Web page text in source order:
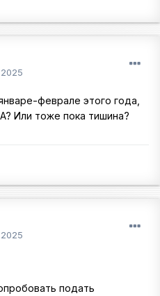
феврале этого года,
Или тоже пока тишина?
подать